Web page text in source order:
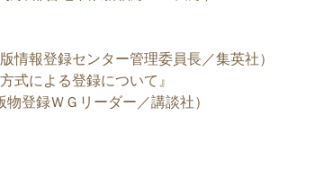
報登録センター管理委員長／集英社）
による登録について』
リーダー／講談社）